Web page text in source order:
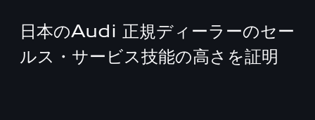
日本のAudi 正規ディーラーのセー
ルス・サービス技能の高さを証明